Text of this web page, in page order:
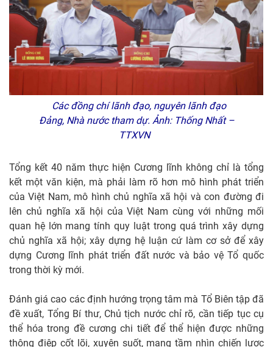
Các đồng chí lãnh đạo, nguyên lãnh đạo
Đảng, Nhà nước tham dự. Ảnh: Thống Nhất –
TTXVN
Tổng kết 40 năm thực hiện Cương lĩnh không chỉ là tổng
kết một văn kiện, mà phải làm rõ hơn mô hình phát triển
của Việt Nam, mô hình chủ nghĩa xã hội và con đường đi
lên chủ nghĩa xã hội của Việt Nam cùng với những mối
quan hệ lớn mang tính quy luật trong quá trình xây dựng
chủ nghĩa xã hội; xây dựng hệ luận cứ làm cơ sở để xây
dựng Cương lĩnh phát triển đất nước và bảo vệ Tổ quốc
trong thời kỳ mới.
Đánh giá cao các định hướng trọng tâm mà Tổ Biên tập đã
đề xuất, Tổng Bí thư, Chủ tịch nước chỉ rõ, cần tiếp tục cụ
thể hóa trong đề cương chi tiết để thể hiện được những
thông điệp cốt lõi, xuyên suốt, mang tầm nhìn chiến lược